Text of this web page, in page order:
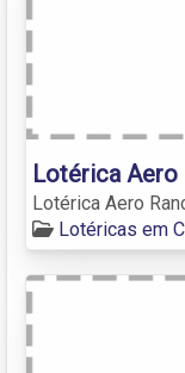
Lotérica Aero
Lotérica Aero
Lotéricas em